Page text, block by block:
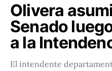
Olivera
Senado
a la
El intendente